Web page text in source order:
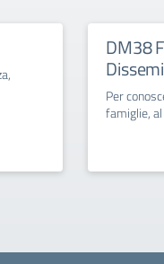
DM38
Per
famiglie,